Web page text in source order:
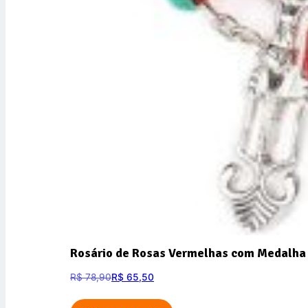
Rosário de Rosas Vermelhas com
R$78,90R$ 65,50